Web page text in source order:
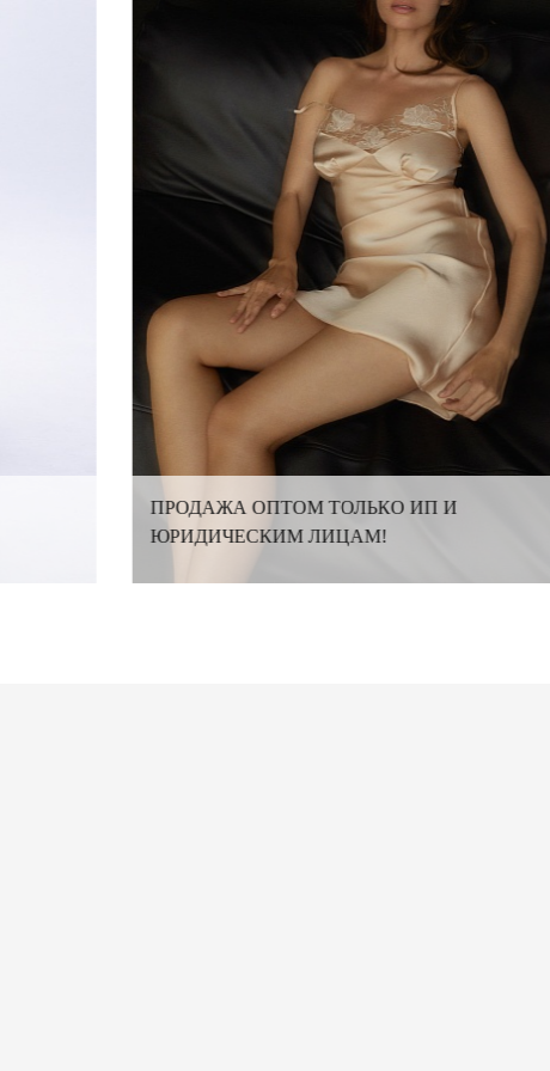
ПРОДАЖА ОПТОМ ТОЛЬКО ИП И
ЮРИДИЧЕСКИМ ЛИЦАМ!